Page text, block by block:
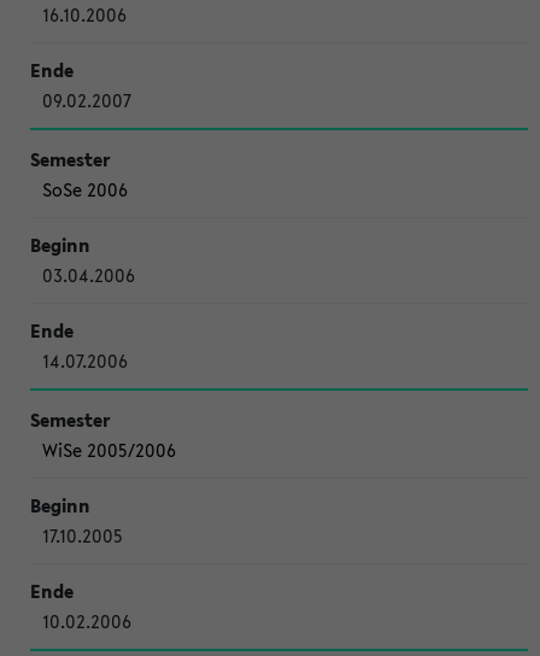
16.10.2006
09.02.2007
SoSe 2006
03.04.2006
14.07.2006
WiSe 2005/2006
17.10.2005
10.02.2006